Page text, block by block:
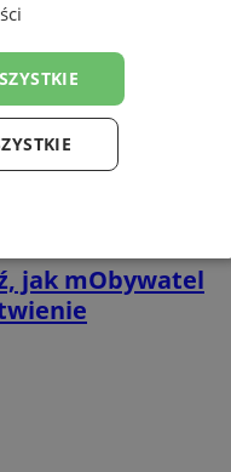
jak mObywatel
Targetowanie